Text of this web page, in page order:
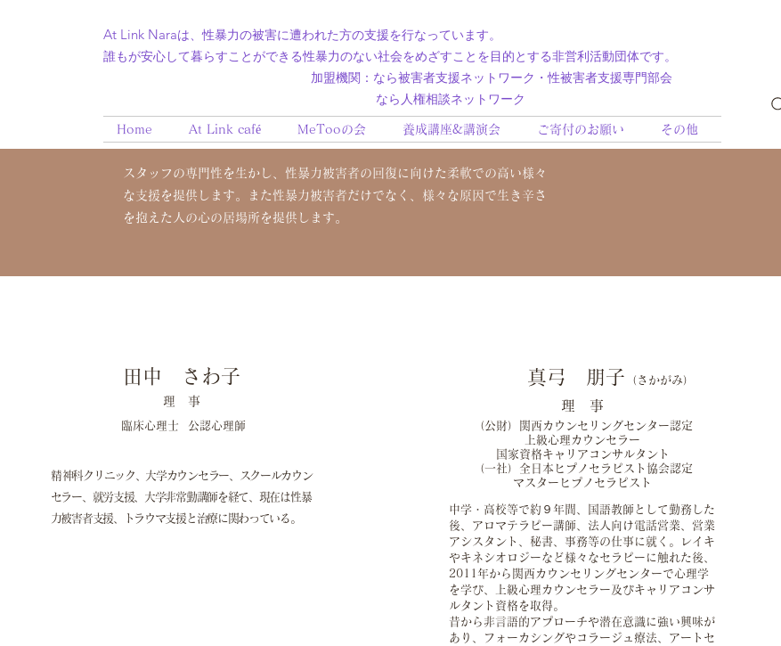
At Link Naraは、性暴力の被害に遭われた方の支援を行なっています。
誰もが安心して暮らすことができる性暴力のない社会をめざすことを目的とする非営利活動団体です。
加盟機関：​なら被害者支援ネットワーク・性被害者支援専門部会
なら人権相談ネットワーク
Home At Link café MeTooの会 養成講座&講演会 ご寄付のお願い その他
スタッフの専門性を生かし、性暴力被害者の回復に向けた柔軟での高い様々
な支援を提供します。
また性暴力被害者だけでなく、様々な原因で生き辛さ
を抱えた人の心の居場所を提供します。
田中 さわ子
理 事
臨床心理士 公認心理師
​精神科クリニック、大学カウンセラー、スクールカウン
セラー、就労支援、大学非常勤講師を経て、現在は性暴
力被害者支援、トラウマ支援と治療に関わっている。
真弓 朋子 （さかがみ）
理 事
（公財）関西カウンセリングセンター認定
上級心理カウンセラー
国家資格キャリアコンサルタント
（一社）全日本ヒプノセラピスト協会認定
マスターヒプノセラピスト
中学・高校等で約９年間、国語教師として勤務した
後、アロマテラピー講師、法人向け電話営業、営業
アシスタント、秘書、事務等の仕事に就く。レイキ
やキネシオロジーなど様々なセラピーに触れた後、
2011年から関西カウンセリングセンターで心理学
を学び、上級心理カウンセラー及びキャリアコンサ
ルタント資格を取得。
昔から非言語的アプローチや潜在意識に強い興味が
あり、フォーカシングやコラージュ療法、アートセ